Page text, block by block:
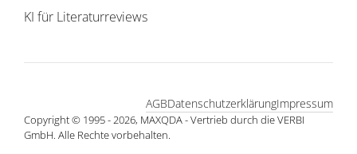
KI für Literaturreviews
Copyright © 1995 - 2026, MAXQDA - Vertrieb durch die VERBI
GmbH. Alle Rechte vorbehalten.
Impressum
Datenschutzerklärung
AGB